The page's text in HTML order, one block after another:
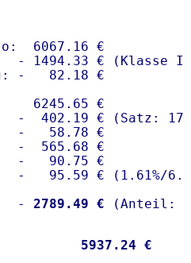
6067.16 €
- 1494.33 € (Klasse I)
-   82.18 €
6245.65 €
-  402.19 € (Satz:
-   58.78 €
-  565.68 €
-   90.75 €
-   95.59 € ( 1.61%/
-
2789.49 €
5937.24 €